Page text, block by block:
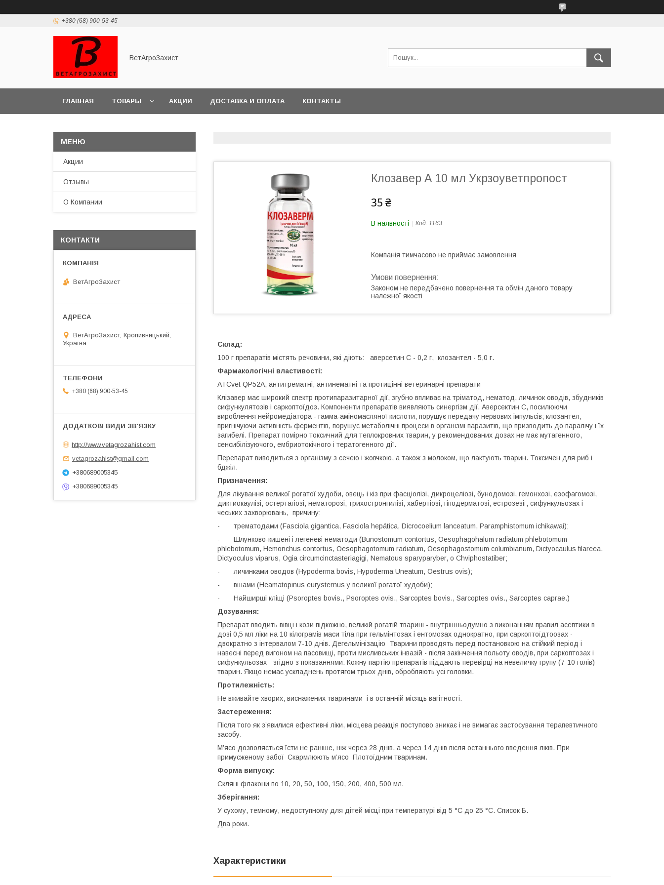
+380 (68) 900-53-45
ВетАгроЗахист
ГЛАВНАЯ ТОВАРЫ АКЦИИ ДОСТАВКА И ОПЛАТА КОНТАКТЫ
Клозавер А 10 мл Укрзоуветпропост
35 ₴
В наявності Код: 1163
Компанія тимчасово не приймає замовлення
Законом не передбачено повернення та обмін даного товару
належної якості
Склад:
100 г препаратів містять речовини, які діють: аверсетин С - 0,2 г, клозантел - 5,0 г.
Фармакологічні властивості:
ATCvet QP52A, антитрематні, антинематні та протицінні ветеринарні препарати
Клізавер має широкий спектр протипаразитарної дії, згубно впливає на тріматод, нематод, личинок оводів, збудників
сифункулятозів і саркоптоїдоз. Компоненти препаратів виявляють синергізм дії. Аверсектин С, посилюючи
вироблення нейромедіатора - гамма-аміномасляної кислоти, порушує передачу нервових імпульсів; клозантел,
пригнічуючи активність ферментів, порушує метаболічні процеси в організмі паразитів, що призводить до паралічу і їх
загибелі. Препарат помірно токсичний для теплокровних тварин, у рекомендованих дозах не має мутагенного,
сенсибілізуючого, ембриотокічного і тератогенного дії.
Перепарат виводиться з організму з сечею і жовчкою, а також з молоком, що лактують тварин. Токсичен для риб і
бджіл.
Призначення:
Для лікування великої рогатої худоби, овець і кіз при фасціолізі, дикроцеліозі, бунодомозі, гемонхозі, езофагомозі,
диктиокаулізі, остертагіозі, нематорозі, трихостронгилізі, хабертіозі, гіподерматозі, естрозезії, сифункульозах і
чеських захворювань, причину:
- трематодами (Fasciola gigantica, Fasciola hepática, Dicrocoelium lanceatum, Paramphistomum ichikawai);
- Шлунково-кишені і легеневі нематоди (Bunostomum contortus, Oesophagohalum radiatum phlebotomum
phlebotomum, Hemonchus contortus, Oesophagotomum radiatum, Oesophagostomum columbianum, Dictyocaulus filareea,
Dictyoculus viparus, Ogia circumcinctasteriagigi, Nematous sparyparyber, o Chviphostatiber;
- личинками оводов (Hypoderma bovis, Hypoderma Uneatum, Oestrus ovis);
- вшами (Heamatopinus eurysternus у великої рогатої худоби);
- Найширші кліщі (Рsoroptes bovis., Psoroptes ovis., Sarcoptes bovis., Sarcoptes ovis., Sarcoptes caprae.)
Дозування:
Препарат вводить вівці і кози підкожно, великій рогатій тварині - внутрішньодумно з виконанням правил асептики в
дозі 0,5 мл ліки на 10 кілограмів маси тіла при гельмінтозах і ентомозах однократно, при саркоптоїдтоозах -
двократно з інтервалом 7-10 днів. Дегельмінізацію Тварини проводять перед постановкою на стійкий період і
навесні перед вигоном на пасовищі, проти мисливських інвазій - після закінчення польоту оводів, при саркоптозах і
сифункульозах - згідно з показаннями. Кожну партію препаратів піддають перевірці на невеличку групу (7-10 голів)
тварин. Якщо немає ускладнень протягом трьох днів, обробляють усі головки.
Протилежність:
Не вживайте хворих, виснажених тваринами і в останній місяць вагітності.
Застереження:
Після того як з’явилися ефективні ліки, місцева реакція поступово зникає і не вимагає застосування терапевтичного
засобу.
М’ясо дозволяється їсти не раніше, ніж через 28 днів, а через 14 днів після останнього введення ліків. При
примусженому забої Скармлюють м’ясо Плотоїдним тваринам.
Форма випуску:
Скляні флакони по 10, 20, 50, 100, 150, 200, 400, 500 мл.
Зберігання:
У сухому, темному, недоступному для дітей місці при температурі від 5 °С до 25 °С. Список Б.
Два роки.
Характеристики
Акции
Отзывы
О Компании
КОНТАКТИ
ВетАгроЗахист
ВетАгроЗахист, Кропивницький,
Україна
+380 (68) 900-53-45
http://www.vetagrozahist.com
vetagrozahist@gmail.com
+380689005345
+380689005345